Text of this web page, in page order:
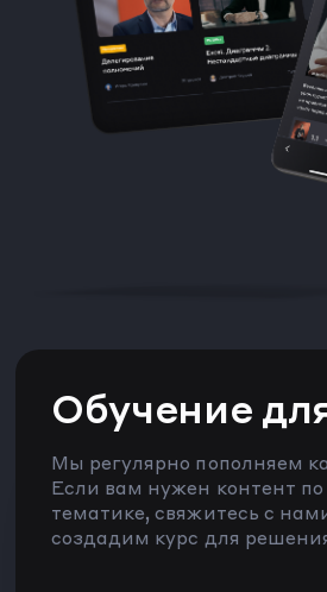
Обучение
Мы регулярно пополняем
Если вам нужен контент
тематике, свяжитесь с
создадим курс для